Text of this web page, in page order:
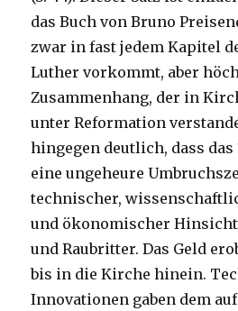
das Buch von Bruno
zwar in fast jedem Kapitel
Luther vorkommt, aber
Zusammenhang, der in
unter Reformation
hingegen deutlich, dass das
eine ungeheure
technischer,
und ökonomischer
und Raubritter. Das Geld
bis in die Kirche hinein.
Innovationen gaben dem